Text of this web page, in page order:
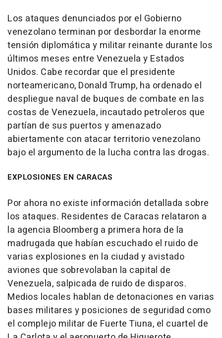
Los ataques denunciados por el Gobierno
venezolano terminan por desbordar la enorme
tensión diplomática y militar reinante durante los
últimos meses entre Venezuela y Estados
Unidos. Cabe recordar que el presidente
norteamericano, Donald Trump, ha ordenado el
despliegue naval de buques de combate en las
costas de Venezuela, incautado petroleros que
partían de sus puertos y amenazado
abiertamente con atacar territorio venezolano
bajo el argumento de la lucha contra las drogas.
EXPLOSIONES EN CARACAS
Por ahora no existe información detallada sobre
los ataques. Residentes de Caracas relataron a
la agencia Bloomberg a primera hora de la
madrugada que habían escuchado el ruido de
varias explosiones en la ciudad y avistado
aviones que sobrevolaban la capital de
Venezuela, salpicada de ruido de disparos.
Medios locales hablan de detonaciones en varias
bases militares y posiciones de seguridad como
el complejo militar de Fuerte Tiuna, el cuartel de